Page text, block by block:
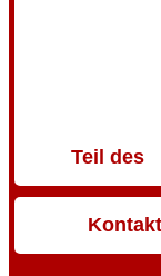
Teil des